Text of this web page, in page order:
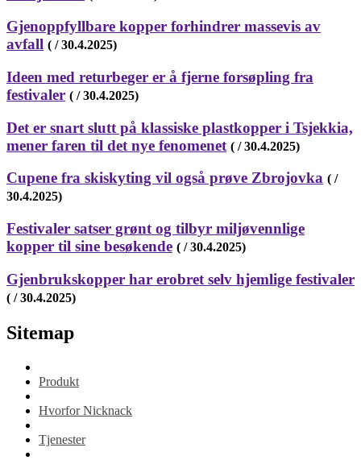
Gjenoppfyllbare kopper forhindrer massevis av
avfall ( / 30.4.2025)
Ideen med returbeger er å fjerne forsøpling fra
festivaler ( / 30.4.2025)
Det er snart slutt på klassiske plastkopper i Tsjekkia,
mener faren til det nye fenomenet ( / 30.4.2025)
Cupene fra skiskyting vil også prøve Zbrojovka ( /
30.4.2025)
Festivaler satser grønt og tilbyr miljøvennlige
kopper til sine besøkende ( / 30.4.2025)
Gjenbrukskopper har erobret selv hjemlige festivaler
( / 30.4.2025)
Sitemap
Produkt
Hvorfor Nicknack
Tjenester